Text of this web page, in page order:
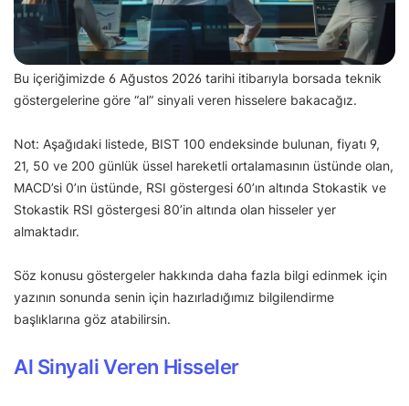
Bu içeriğimizde 6 Ağustos 2026 tarihi itibarıyla borsada teknik
göstergelerine göre “al” sinyali veren hisselere bakacağız.
Not: Aşağıdaki listede, BIST 100 endeksinde bulunan, fiyatı 9,
21, 50 ve 200 günlük üssel hareketli ortalamasının üstünde olan,
MACD’si 0’ın üstünde, RSI göstergesi 60’ın altında Stokastik ve
Stokastik RSI göstergesi 80’in altında olan hisseler yer
almaktadır.
Söz konusu göstergeler hakkında daha fazla bilgi edinmek için
yazının sonunda senin için hazırladığımız bilgilendirme
başlıklarına göz atabilirsin.
Al Sinyali Veren Hisseler